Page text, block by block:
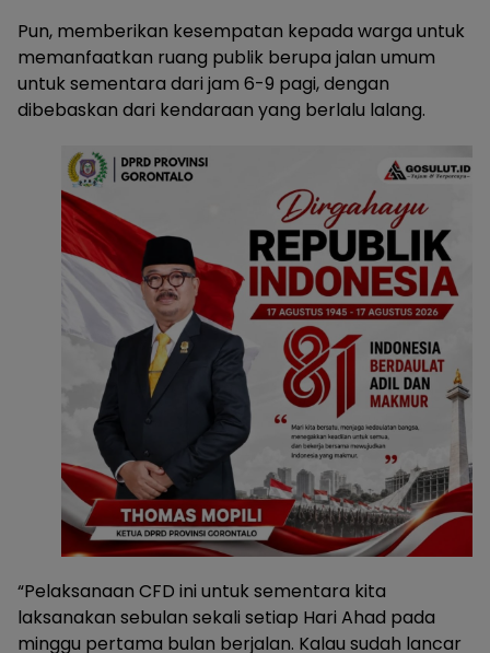
Pun, memberikan kesempatan kepada warga untuk
memanfaatkan ruang publik berupa jalan umum
untuk sementara dari jam 6-9 pagi, dengan
dibebaskan dari kendaraan yang berlalu lalang.
“Pelaksanaan CFD ini untuk sementara kita
laksanakan sebulan sekali setiap Hari Ahad pada
minggu pertama bulan berjalan. Kalau sudah lancar